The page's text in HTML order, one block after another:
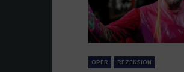
OPER REZENSION